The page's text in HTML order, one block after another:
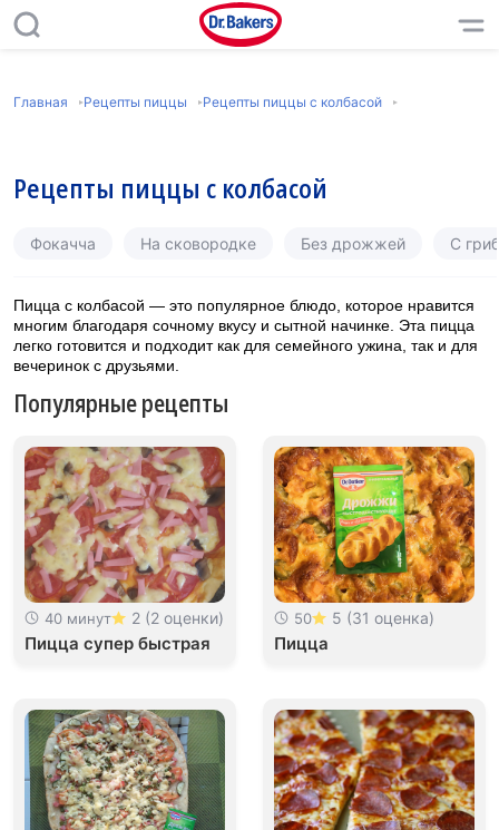
Главная Рецепты пиццы Рецепты пиццы с колбасой
Рецепты пиццы с колбасой
Фокачча На сковородке Без дрожжей С
Пицца с колбасой — это популярное блюдо, которое нравится
многим благодаря сочному вкусу и сытной начинке. Эта пицца
легко готовится и подходит как для семейного ужина, так и для
вечеринок с друзьями.
Популярные рецепты
40 минут 2 (2 оценки)
Пицца супер быстрая
50 5 (31 оценка)
Пицца